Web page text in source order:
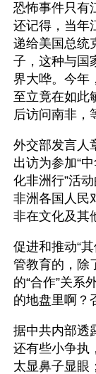
恐怖事件只有
还记得，当年
递给美国总统
子，这种与国
界大哗。今年
至立竟在如此
后访问南非，
外交部发言人
出访为参加“
化非洲行”活
非洲各国人民
非在文化及其
促进和推动“
管教育的，除
的“合作”关系
的地盘里啊？
据中共内部透
还有些小争执
太显鼻子显眼